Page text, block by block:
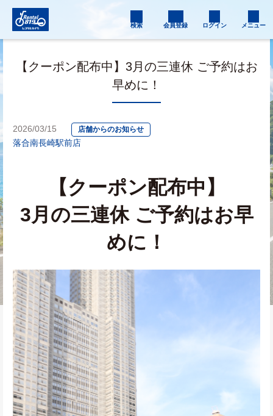
検索 会員登録 ログイン メニュー
【クーポン配布中】3月の三連休 ご予約はお
早めに！
2026/03/15 店舗からのお知らせ
落合南長崎駅前店
【クーポン配布中】
3月の三連休 ご予約はお早
めに！